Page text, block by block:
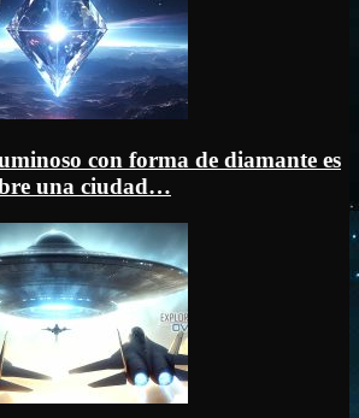
con forma de diamante es
una ciudad…